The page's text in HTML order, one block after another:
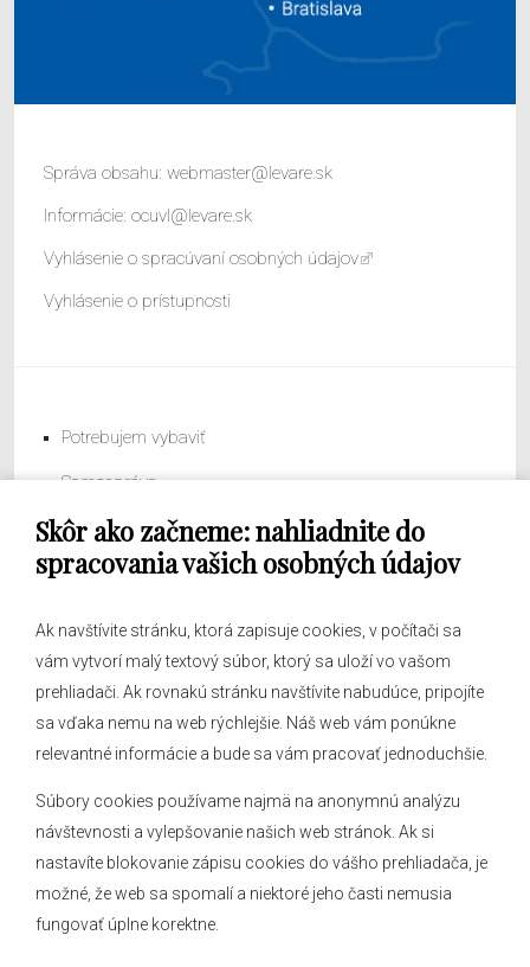
Skôr ako začneme: nahliadnite do
spracovania vašich osobných údajov
Ak navštívite stránku, ktorá zapisuje cookies, v počítači sa
vám vytvorí malý textový súbor, ktorý sa uloží vo vašom
prehliadači. Ak rovnakú stránku navštívite nabudúce, pripojíte
sa vďaka nemu na web rýchlejšie. Náš web vám ponúkne
relevantné informácie a bude sa vám pracovať jednoduchšie.
Súbory cookies používame najmä na anonymnú analýzu
návštevnosti a vylepšovanie našich web stránok. Ak si
nastavíte blokovanie zápisu cookies do vášho prehliadača, je
možné, že web sa spomalí a niektoré jeho časti nemusia
fungovať úplne korektne.
Správa obsahu: webmaster@levare.sk
Informácie: ocuvl@levare.sk
Vyhlásenie o spracúvaní osobných údajov
Vyhlásenie o prístupnosti
Potrebujem vybaviť
Samospráva
Obecný úrad
O obci
Hlásenia obecného rozhlasu
Kontakt
Mapa stránok